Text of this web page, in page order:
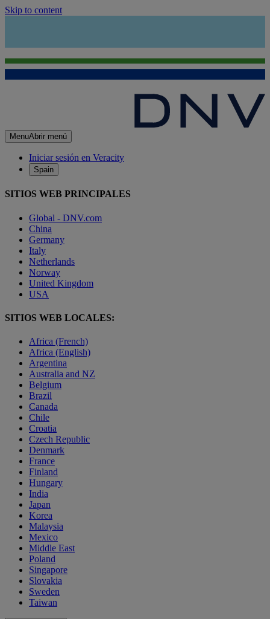
Skip to content
MenuAbrir menú
Iniciar sesión en Veracity
Spain
SITIOS WEB PRINCIPALES
Global - DNV.com
China
Germany
Italy
Netherlands
Norway
United Kingdom
USA
SITIOS WEB LOCALES:
Africa (French)
Africa (English)
Argentina
Australia and NZ
Belgium
Brazil
Canada
Chile
Croatia
Czech Republic
Denmark
France
Finland
Hungary
India
Japan
Korea
Malaysia
Mexico
Middle East
Poland
Singapore
Slovakia
Sweden
Taiwan